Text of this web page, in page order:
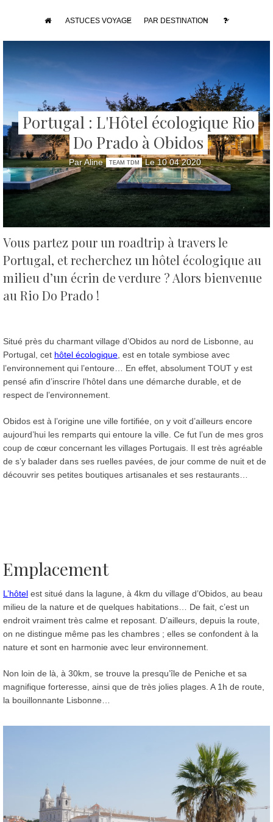
ASTUCES VOYAGE PAR DESTINATION
Portugal : L'Hôtel écologique Rio
Do Prado à Obidos
Par Aline TEAM TDM Le 10 04 2020
Vous partez pour un roadtrip à travers le
Portugal, et recherchez un hôtel écologique au
milieu d’un écrin de verdure ? Alors bienvenue
au Rio Do Prado !
Situé près du charmant village d’Obidos au nord de Lisbonne, au
Portugal, cet hôtel écologique, est en totale symbiose avec
l’environnement qui l’entoure… En effet, absolument TOUT y est
pensé afin d’inscrire l’hôtel dans une démarche durable, et de
respect de l’environnement.
Obidos est à l’origine une ville fortifiée, on y voit d’ailleurs encore
aujourd’hui les remparts qui entoure la ville. Ce fut l’un de mes gros
coup de cœur concernant les villages Portugais. Il est très agréable
de s’y balader dans ses ruelles pavées, de jour comme de nuit et de
découvrir ses petites boutiques artisanales et ses restaurants…
Emplacement
L’hôtel est situé dans la lagune, à 4km du village d’Obidos, au beau
milieu de la nature et de quelques habitations… De fait, c’est un
endroit vraiment très calme et reposant. D’ailleurs, depuis la route,
on ne distingue même pas les chambres ; elles se confondent à la
nature et sont en harmonie avec leur environnement.
Non loin de là, à 30km, se trouve la presqu’île de Peniche et sa
magnifique forteresse, ainsi que de très jolies plages. A 1h de route,
la bouillonnante Lisbonne…